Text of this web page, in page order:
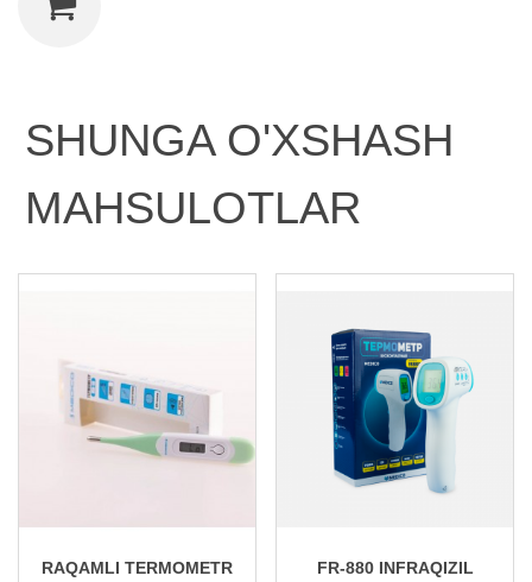
SHUNGA O'XSHASH
MAHSULOTLAR
RAQAMLI TERMOMETR
FR-880 INFRAQIZIL